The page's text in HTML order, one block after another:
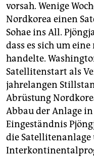
vorsah. Wenige
Nordkorea einen
Sohae ins All.
dass es sich um
handelte.
Satellitenstart als
jahrelangen
Abrüstung
Abbau der Anlage
Eingeständnis
die Satellitenanlage